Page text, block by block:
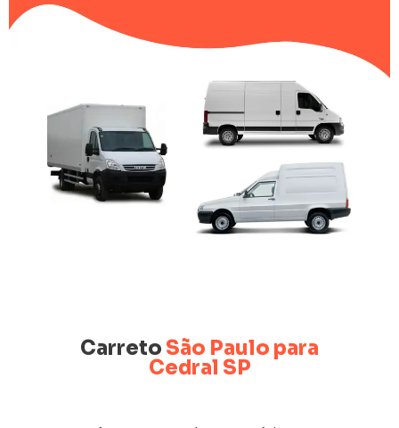
Carreto São Paulo para
Cedral SP